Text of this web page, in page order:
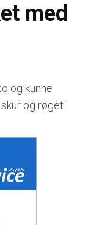
med
og kunne
og røget